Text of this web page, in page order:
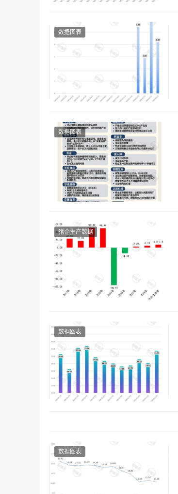
数据图表
数据图表
猪企生产数据
数据图表
数据图表